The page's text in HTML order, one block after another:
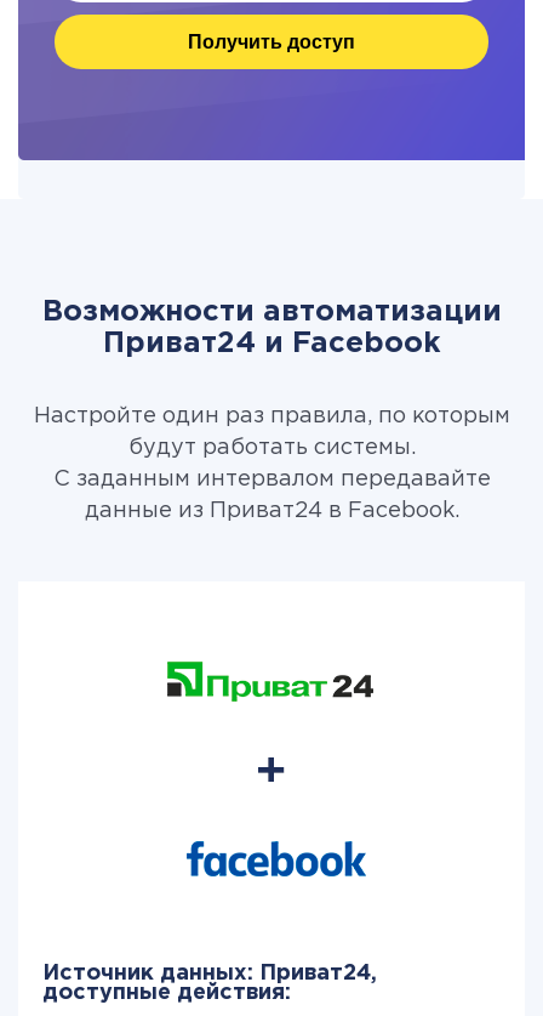
Получить доступ
Возможности автоматизации
Приват24 и Facebook
Настройте один раз правила, по которым
будут работать системы.
С заданным интервалом передавайте
данные из Приват24 в Facebook.
Источник данных: Приват24,
доступные действия: